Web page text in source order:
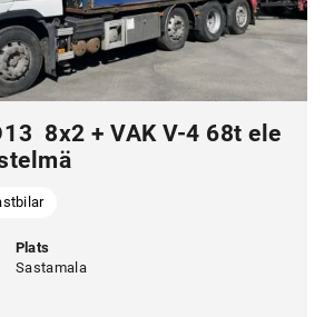
8x2 + VAK V-4 68t ele
Plats
Sastamala